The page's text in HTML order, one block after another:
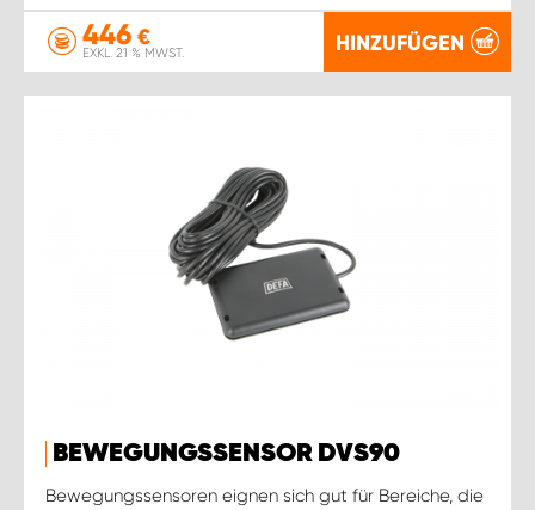
446 €
EXKL. 21 % MWST. HINZUFÜGEN
BEWEGUNGSSENSOR DVS90
Bewegungssensoren eignen sich gut für Bereiche, die